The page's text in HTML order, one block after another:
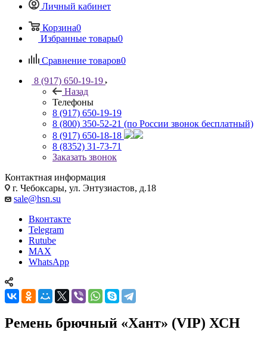
Личный кабинет
Корзина0
Избранные товары0
Сравнение товаров0
8 (917) 650-19-19
Назад
Телефоны
8 (917) 650-19-19
8 (800) 350-52-21 (по России звонок бесплатный)
8 (917) 650-18-18
8 (8352) 31-73-71
Заказать звонок
Контактная информация
г. Чебоксары, ул. Энтузиастов, д.18
sale@hsn.su
Вконтакте
Telegram
Rutube
MAX
WhatsApp
Ремень брючный «Хант» (VIP) ХСН